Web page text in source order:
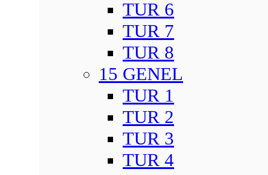
TUR 6
TUR 7
TUR 8
15 GENEL
TUR 1
TUR 2
TUR 3
TUR 4